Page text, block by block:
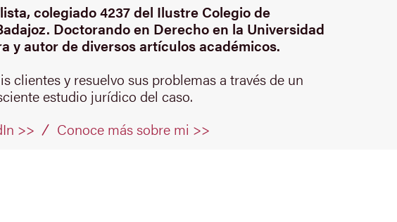
colegiado 4237 del Ilustre Colegio de
Doctorando en Derecho en la Universidad
y autor de diversos artículos académicos.
clientes y resuelvo sus problemas a través de un
estudio jurídico del caso.
>>
Conoce más sobre mi >>